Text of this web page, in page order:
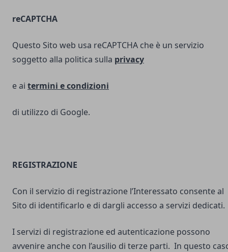
reCAPTCHA
Questo Sito web usa reCAPTCHA che è un servizio
soggetto alla politica sulla privacy
e ai termini econdizioni
di utilizzo di Google.
REGISTRAZIONE
Con il servizio di registrazione l’Interessato consente al
Sito di identificarlo e di dargli accesso a servizi dedicati.
I servizi di registrazione ed autenticazione possono
avvenire anche con l’ausilio di terze parti. In questo